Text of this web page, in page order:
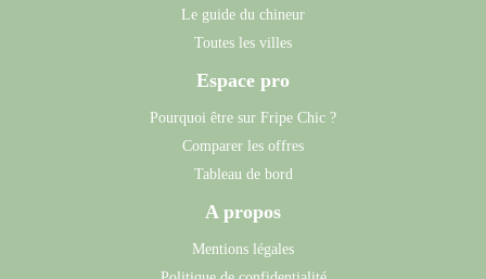
Le guide du chineur
Toutes les villes
Espace pro
Pourquoi être sur Fripe Chic ?
Comparer les offres
Tableau de bord
A propos
Mentions légales